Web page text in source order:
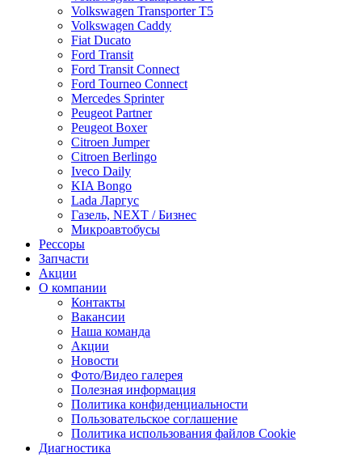
Volkswagen Transporter T5
Volkswagen Caddy
Fiat Ducato
Ford Transit
Ford Transit Connect
Ford Tourneo Connect
Mercedes Sprinter
Peugeot Partner
Peugeot Boxer
Citroen Jumper
Citroen Berlingo
Iveco Daily
KIA Bongo
Lada Ларгус
Газель, NEXT / Бизнес
Микроавтобусы
Рессоры
Запчасти
Акции
О компании
Контакты
Вакансии
Наша команда
Акции
Новости
Фото/Видео галерея
Полезная информация
Политика конфиденциальности
Пользовательское соглашение
Политика использования файлов Cookie
Диагностика